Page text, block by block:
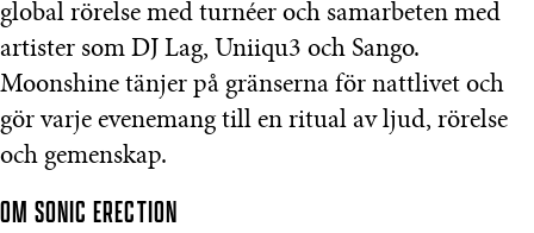
global rörelse med turnéer och samarbeten med
artister som DJ Lag, Uniiqu3 och Sango.
Moonshine tänjer på gränserna för nattlivet och
gör varje evenemang till en ritual av ljud, rörelse
och gemenskap.
OM SONIC ERECTION